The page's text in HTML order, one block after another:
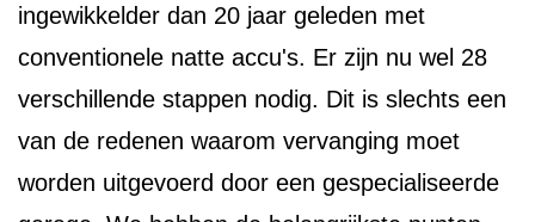
ingewikkelder dan 20 jaar geleden met
conventionele natte accu's. Er zijn nu wel 28
verschillende stappen nodig. Dit is slechts een
van de redenen waarom vervanging moet
worden uitgevoerd door een gespecialiseerde